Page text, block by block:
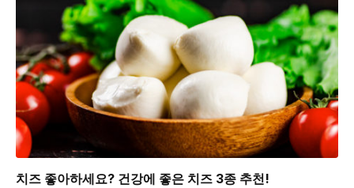
치즈 좋아하세요? 건강에 좋은 치즈 3종 추천!